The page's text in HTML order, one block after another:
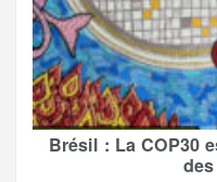
Brésil : La COP30